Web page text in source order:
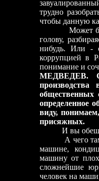
трудно
чтобы данную
Может быть,
голову,
нибудь. Или -
коррупцией в
понимание и
МЕДВЕДЕВ. С
определенное
виду,
присяжных.
И вы обещали
А чего там
машине,
машину от
сложнейшие
человек на